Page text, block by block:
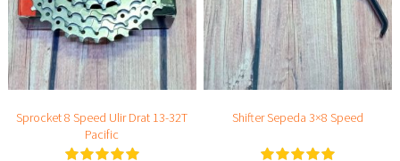
Sprocket 8 Speed Ulir Drat 13-32T
Pacific
Shifter Sepeda 3×8 Speed